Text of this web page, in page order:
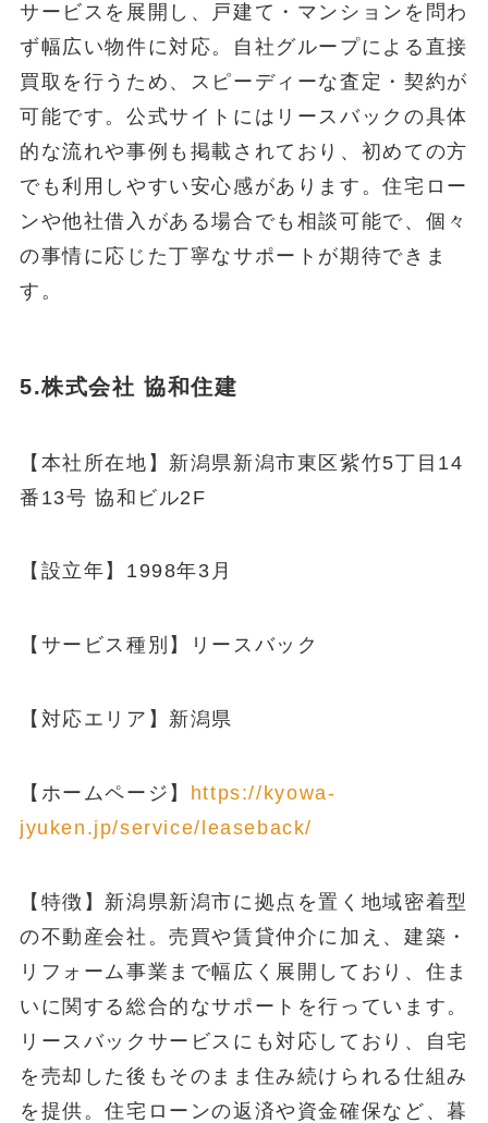
サービスを展開し、戸建て・マンションを問わ
ず幅広い物件に対応。自社グループによる直接
買取を行うため、スピーディーな査定・契約が
可能です。公式サイトにはリースバックの具体
的な流れや事例も掲載されており、初めての方
でも利用しやすい安心感があります。住宅ロー
ンや他社借入がある場合でも相談可能で、個々
の事情に応じた丁寧なサポートが期待できま
す。
5.株式会社 協和住建
【本社所在地】新潟県新潟市東区紫竹5丁目14
番13号 協和ビル2F
【設立年】1998年3月
【サービス種別】リースバック
【対応エリア】新潟県
【ホームページ】 https://kyowa-
jyuken.jp/service/leaseback/
【特徴】新潟県新潟市に拠点を置く地域密着型
の不動産会社。売買や賃貸仲介に加え、建築・
リフォーム事業まで幅広く展開しており、住ま
いに関する総合的なサポートを行っています。
リースバックサービスにも対応しており、自宅
を売却した後もそのまま住み続けられる仕組み
を提供。住宅ローンの返済や資金確保など、暮